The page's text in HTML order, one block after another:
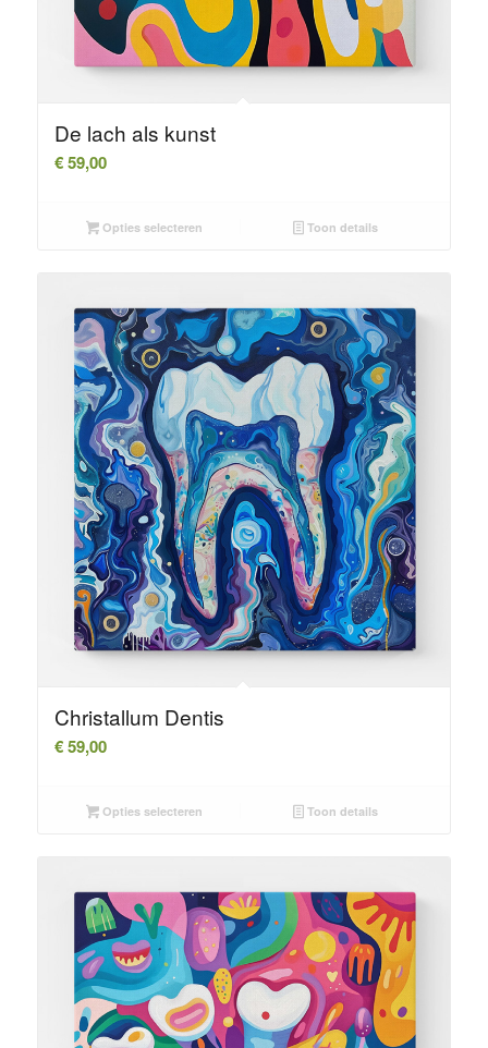
De lach als kunst
€59,00
Opties selecteren Toon details
Christallum Dentis
€59,00
Opties selecteren Toon details